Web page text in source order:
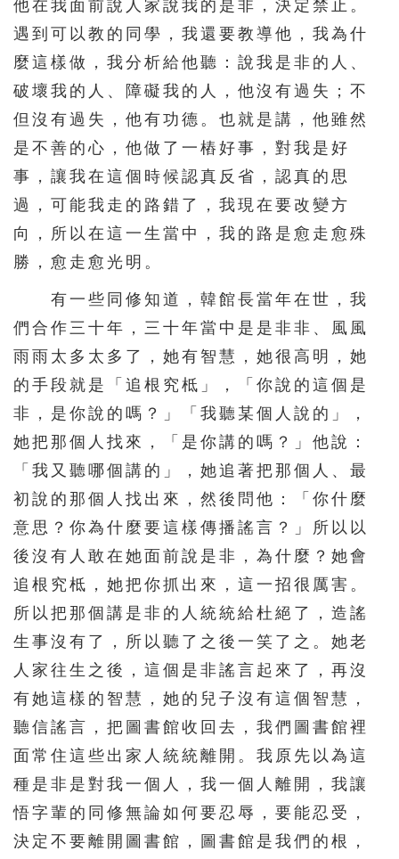
他在我面前說人家說我的是非，決定禁止。
遇到可以教的同學，我還要教導他，我為什
麼這樣做，我分析給他聽：說我是非的人、
破壞我的人、障礙我的人，他沒有過失；不
但沒有過失，他有功德。也就是講，他雖然
是不善的心，他做了一樁好事，對我是好
事，讓我在這個時候認真反省，認真的思
過，可能我走的路錯了，我現在要改變方
向，所以在這一生當中，我的路是愈走愈殊
勝，愈走愈光明。
有一些同修知道，韓館長當年在世，我
們合作三十年，三十年當中是是非非、風風
雨雨太多太多了，她有智慧，她很高明，她
的手段就是「追根究柢」，「你說的這個是
非，是你說的嗎？」「我聽某個人說的」，
她把那個人找來，「是你講的嗎？」他說：
「我又聽哪個講的」，她追著把那個人、最
初說的那個人找出來，然後問他：「你什麼
意思？你為什麼要這樣傳播謠言？」所以以
後沒有人敢在她面前說是非，為什麼？她會
追根究柢，她把你抓出來，這一招很厲害。
所以把那個講是非的人統統給杜絕了，造謠
生事沒有了，所以聽了之後一笑了之。她老
人家往生之後，這個是非謠言起來了，再沒
有她這樣的智慧，她的兒子沒有這個智慧，
聽信謠言，把圖書館收回去，我們圖書館裡
面常住這些出家人統統離開。我原先以為這
種是非是對我一個人，我一個人離開，我讓
悟字輩的同修無論如何要忍辱，要能忍受，
決定不要離開圖書館，圖書館是我們的根，